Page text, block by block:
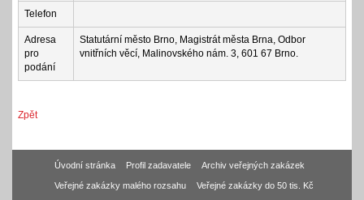
Telefon
Adresa
pro
podání
Statutární město Brno, Magistrát města Brna, Odbor
vnitřních věcí, Malinovského nám. 3, 601 67 Brno.
Zpět
Úvodní stránka Profil zadavatele Archiv veřejných zakázek
Veřejné zakázky malého rozsahu Veřejné zakázky do 50 tis. Kč